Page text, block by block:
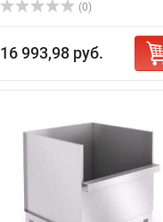
(0)
16 993,98 руб.